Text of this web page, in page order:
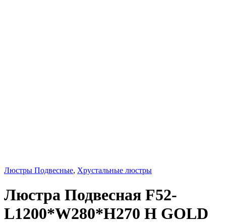
Люстры Подвесные, Хрустальные люстры
Люстра Подвесная F52-
L1200*W280*H270 H GOLD